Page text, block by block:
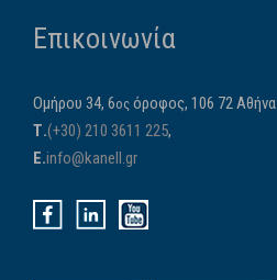
Επικοινωνία
Ομήρου 34, 6ος όροφος, 106 72 Αθήνα
Τ.(+30) 210 3611 225,
E.info@kanell.gr